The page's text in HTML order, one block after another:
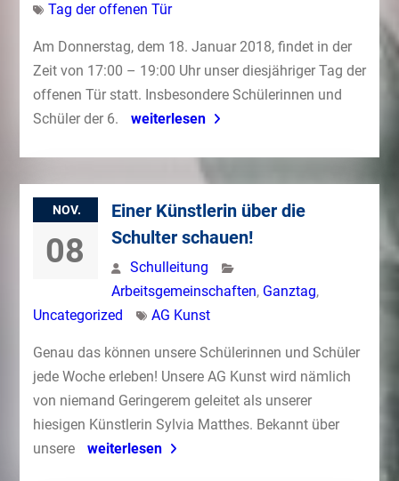
Tag der offenen Tür
Am Donnerstag, dem 18. Januar 2018, findet in der
Zeit von 17:00 – 19:00 Uhr unser diesjähriger Tag der
offenen Tür statt. Insbesondere Schülerinnen und
Schüler der 6.
weiterlesen
NOV.
08
Einer Künstlerin über die
Schulter schauen!
Schulleitung
Arbeitsgemeinschaften, Ganztag,
Uncategorized
AG Kunst
Genau das können unsere Schülerinnen und Schüler
jede Woche erleben! Unsere AG Kunst wird nämlich
von niemand Geringerem geleitet als unserer
hiesigen Künstlerin Sylvia Matthes. Bekannt über
unsere
weiterlesen